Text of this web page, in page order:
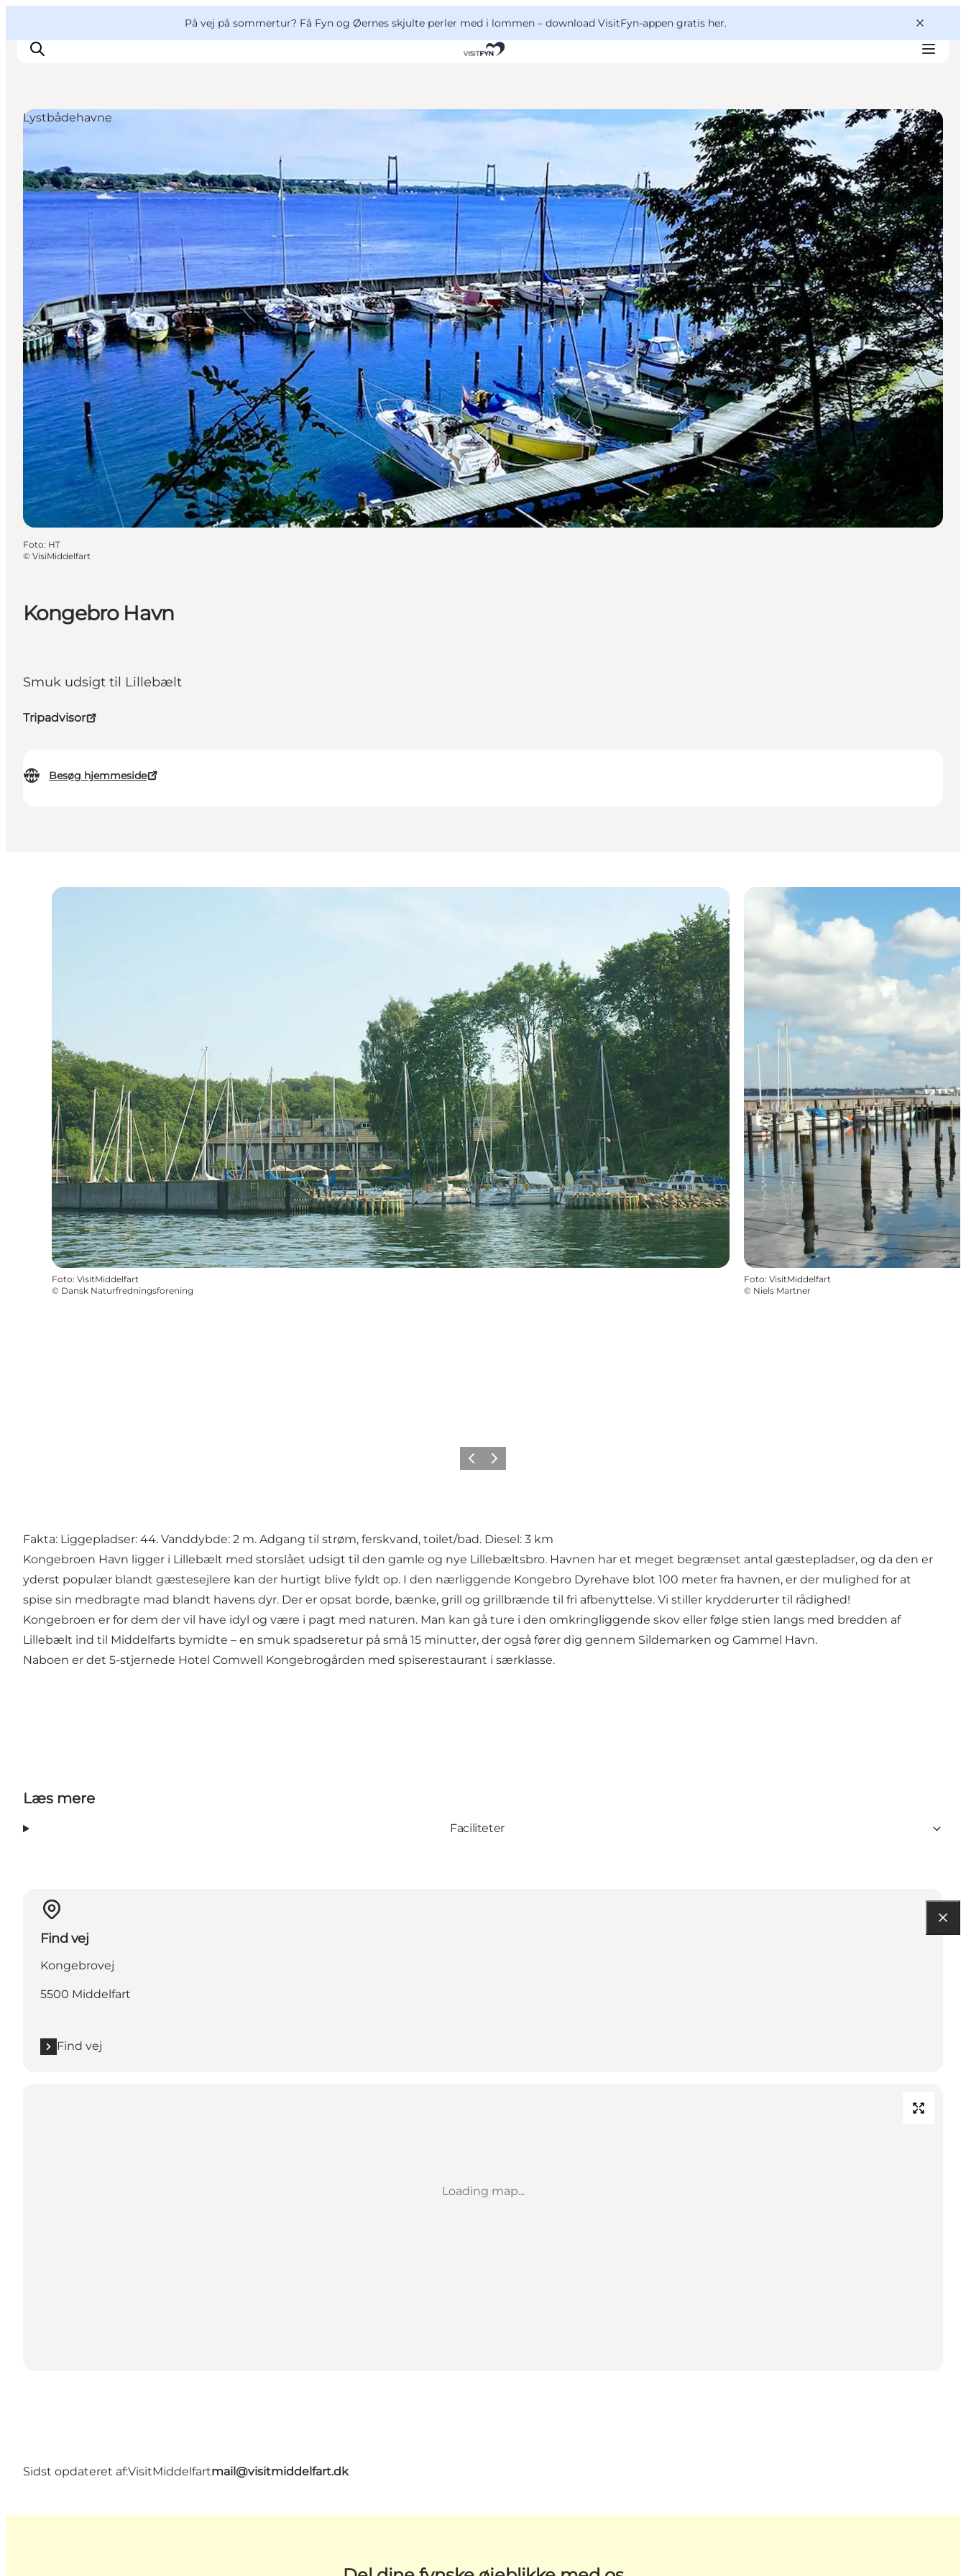
På vej på sommertur? Få Fyn og Øernes skjulte perler med i lommen – download VisitFyn-appen gratis her.
Outdoor
Mad og drikke
Overnatning
Book lokale oplevelser
Kongebro Havn
Smuk udsigt til Lillebælt
Tripadvisor
Besøg hjemmeside
Lystbådehavne
Foto: HT
© VisiMiddelfart
Foto: VisitMiddelfart
© Dansk Naturfredningsforening
Foto: VisitMiddelfart
© Niels Martner
ForrigeNæste
Fakta: Liggepladser: 44. Vanddybde: 2 m. Adgang til strøm, ferskvand, toilet/bad. Diesel: 3 km
Kongebroen Havn ligger i Lillebælt med storslået udsigt til den gamle og nye Lillebæltsbro. Havnen har et meget begrænset antal gæstepladser, og da den er
yderst populær blandt gæstesejlere kan der hurtigt blive fyldt op. I den nærliggende Kongebro Dyrehave blot 100 meter fra havnen, er der mulighed for at
spise sin medbragte mad blandt havens dyr. Der er opsat borde, bænke, grill og grillbrænde til fri afbenyttelse. Vi stiller krydderurter til rådighed!
Kongebroen er for dem der vil have idyl og være i pagt med naturen. Man kan gå ture i den omkringliggende skov eller følge stien langs med bredden af
Lillebælt ind til Middelfarts bymidte – en smuk spadseretur på små 15 minutter, der også fører dig gennem Sildemarken og Gammel Havn.
Naboen er det 5-stjernede Hotel Comwell Kongebrogården med spiserestaurant i særklasse.
Læs mere
Faciliteter
Find vej
Kongebrovej
5500 Middelfart
Find vej
Loading map...
Sidst opdateret af:VisitMiddelfartmail@visitmiddelfart.dk